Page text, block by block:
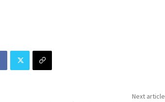
Next article